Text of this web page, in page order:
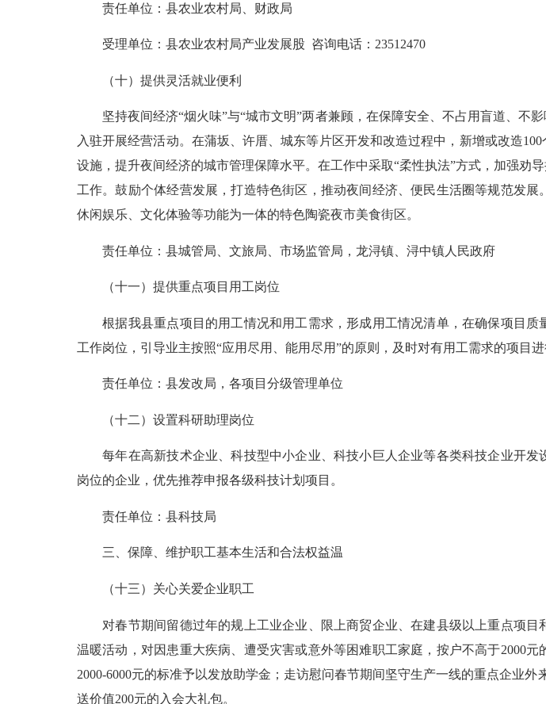
责任单位：县农业农村局、财政局
受理单位：县农业农村局产业发展股 咨询电话：23512470
（十）提供灵活就业便利
坚持夜间经济“烟火味”与“城市文明”两者兼顾，在保障安全、不占用盲道、不
入驻开展经营活动。在蒲坂、许厝、城东等片区开发和改造过程中，新增或改造
设施，提升夜间经济的城市管理保障水平。在工作中采取“柔性执法”方式，加强
工作。鼓励个体经营发展，打造特色街区，推动夜间经济、便民生活圈等规范发
休闲娱乐、文化体验等功能为一体的特色陶瓷夜市美食街区。
责任单位：县城管局、文旅局、市场监管局，龙浔镇、浔中镇人民政府
（十一）提供重点项目用工岗位
根据我县重点项目的用工情况和用工需求，形成用工情况清单，在确保项目质
工作岗位，引导业主按照“应用尽用、能用尽用”的原则，及时对有用工需求的项目
责任单位：县发改局，各项目分级管理单位
（十二）设置科研助理岗位
每年在高新技术企业、科技型中小企业、科技小巨人企业等各类科技企业开发
岗位的企业，优先推荐申报各级科技计划项目。
责任单位：县科技局
三、保障、维护职工基本生活和合法权益温
（十三）关心关爱企业职工
对春节期间留德过年的规上工业企业、限上商贸企业、在建县级以上重点项目
温暖活动，对因患重大疾病、遭受灾害或意外等困难职工家庭，按户不高于2000
2000-6000元的标准予以发放助学金；走访慰问春节期间坚守生产一线的重点企业
送价值200元的入会大礼包。